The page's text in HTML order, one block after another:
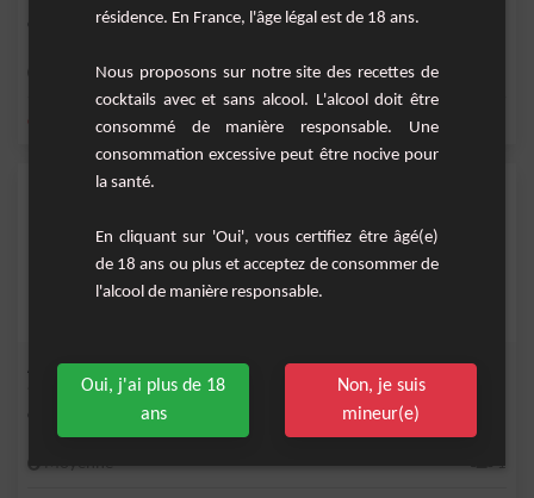
Cocktail aux belles couleurs à base de gentiane, de sirop de fraise et de citron.
Moyenne
citron eau gazeuse,citron jaune ,jus de citron jaune,sirop de fraise
Avèze Fizz
Cocktail rafraîchissant à base de gin, pêche et gentiane. A découvrir absolument
!&nbsp;
Moyenne 1
résidence. En France, l'âge légal est de 18 ans.
Nous proposons sur notre site des recettes de
cocktails avec et sans alcool. L'alcool doit être
consommé de manière responsable. Une
consommation excessive peut être nocive pour
la santé.
En cliquant sur 'Oui', vous certifiez être âgé(e)
de 18 ans ou plus et acceptez de consommer de
l'alcool de manière responsable.
Oui, j'ai plus de 18
ans
Non, je suis
mineur(e)